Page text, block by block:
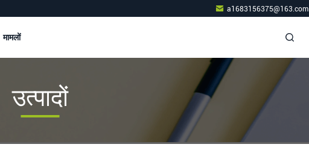
a1683156375@163.com
मामलों
उत्पादों